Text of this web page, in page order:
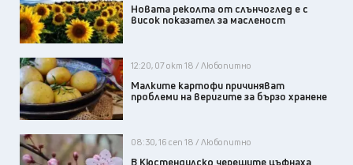
Новата реколта от слънчоглед е с
висок показател за масленост
12:20, 07 окт 18 / Любопитно
Малките картофи причиняват
проблеми на веригите за бързо хранене
08:30, 16 сеп 18 / Любопитно
В Кюстендилско черешите цъфнаха